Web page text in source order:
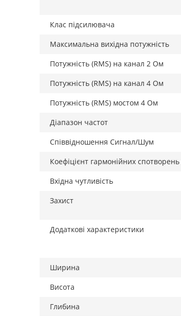
Клас підсилювача
Максимальна вихідна потужність
Потужність (RMS) на канал 2 Ом
Потужність (RMS) на канал 4 Ом
Потужність (RMS) мостом 4 Ом
Діапазон частот
Співвідношення Сигнал/Шум
Коефіцієнт гармонійних
Вхідна чутливість
Захист
Додаткові характеристики
Ширина
Висота
Глибина